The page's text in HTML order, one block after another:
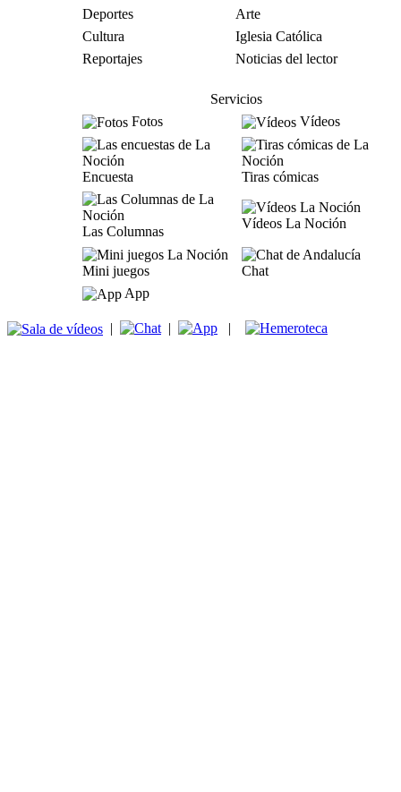
Deportes
Arte
Cultura
Iglesia Católica
Reportajes
Noticias del lector
Servicios
Fotos
Vídeos
Encuesta Tiras cómicas
Las Columnas
Vídeos La Noción
Mini juegos
Chat
App
| | |